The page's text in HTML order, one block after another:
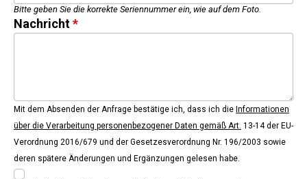
Bitte geben Sie die korrekte Seriennummer ein, wie auf dem Foto.
Nachricht
Mit dem Absenden der Anfrage bestätige ich, dass ich die Informationen
über die Verarbeitung personenbezogener Daten gemäß Art. 13-14 der EU-
Verordnung 2016/679 und der Gesetzesverordnung Nr. 196/2003 sowie
deren spätere Änderungen und Ergänzungen gelesen habe.